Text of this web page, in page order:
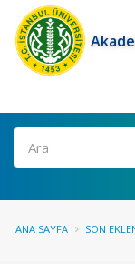
Ara
ANA SAYFA SON